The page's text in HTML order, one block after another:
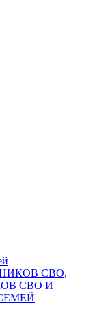
СВО,
СВО И